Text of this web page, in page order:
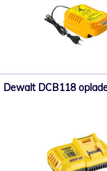
Dewalt DCB118